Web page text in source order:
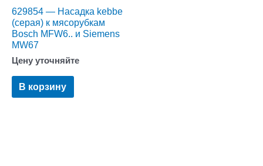
629854 — Насадка kebbe
(серая) к мясорубкам
Bosch MFW6.. и Siemens
MW67
Цену уточняйте
В корзину